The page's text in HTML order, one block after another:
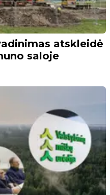
atskleidė
saloje